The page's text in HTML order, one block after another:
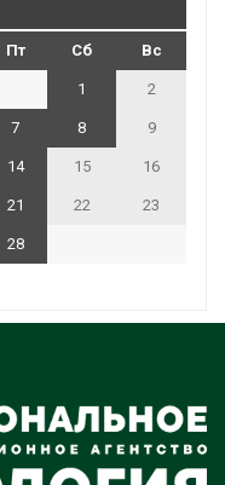
Пт Сб Вс
1 2
7 8 9
14 15 16
21 22 23
28